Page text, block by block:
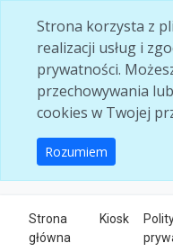
Strona korzysta z
realizacji usług i
prywatności.
przechowywania
cookies w Twojej
Rozumiem
Strona
główna
Kiosk